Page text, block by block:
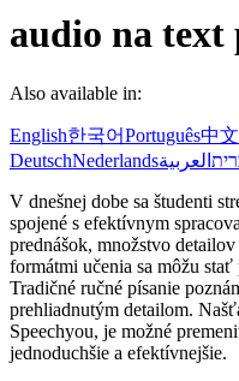
audio na text
Also available in:
English한국어Português中文
DeutschNederlandsالعربية
V dnešnej dobe sa študenti
spojené s efektívnym
prednášok, množstvo
formátmi učenia sa môžu
Tradičné ručné písanie
prehliadnutým detailom.
Speechyou, je možné
jednoduchšie a efektívnejšie.